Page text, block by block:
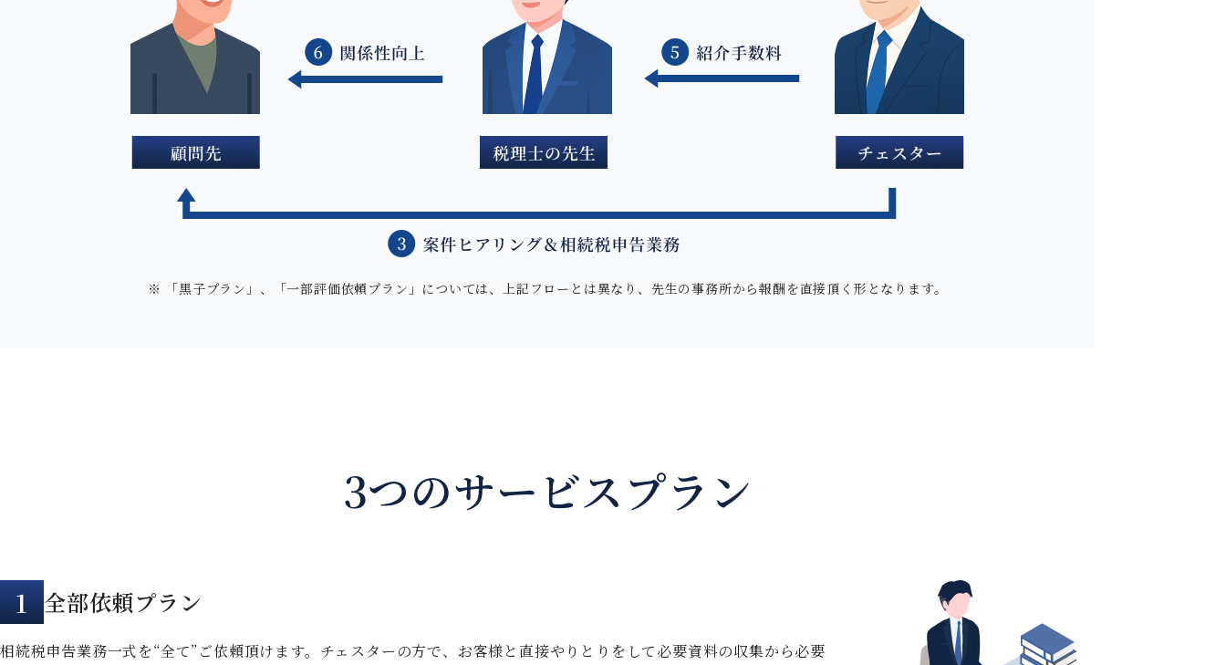
※ 「黒子プラン」、「一部評価依頼プラン」については、上記フローとは異なり、先生の事務所から報酬を直接頂く形となります。
3つのサービスプラン
1 全部依頼プラン
相続税申告業務一式を“全て”ご依頼頂けます。チェスターの方で、お客様と直接やりとりをして必要資料の収集から必要